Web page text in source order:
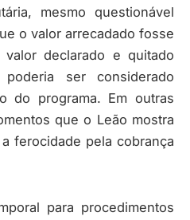
mesmo questionável
o valor arrecadado fosse
declarado e quitado
ser considerado
do programa. Em outras
que o Leão mostra
ferocidade pela cobrança
para procedimentos